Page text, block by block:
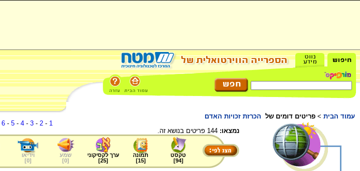
עמוד הבית > פריטים דומים של הכרזת זכויות האדם
1
-
2
-
3
-
4
-
5
-
6
נמצאו:
טקסט
[
94
]
תמונה
[
15
]
ערך לקסיקוני
[
25
]
שמע
[
0
]
וידיאו
[
0
]